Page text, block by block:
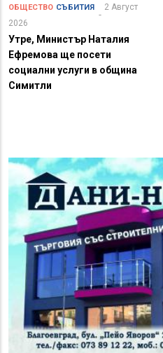
ОБЩЕСТВО СЪБИТИЯ
2 Август
2026
Утре, Министър Наталия
Ефремова ще посети
социални услуги в община
Симитли